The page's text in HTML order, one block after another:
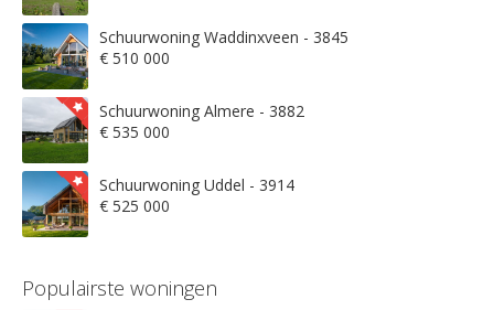
Schuurwoning Waddinxveen - 3845
€ 510 000
Schuurwoning Almere - 3882
€ 535 000
Schuurwoning Uddel - 3914
€ 525 000
Populairste woningen